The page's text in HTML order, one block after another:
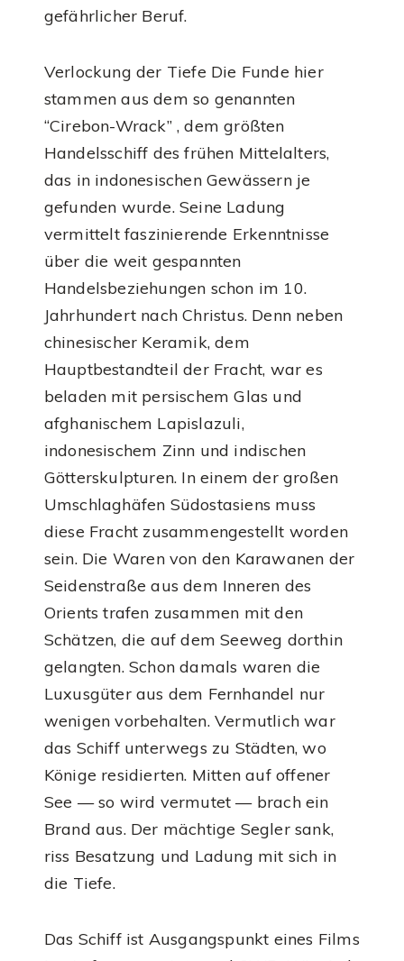
gefährlicher Beruf.
Verlockung der Tiefe Die Funde hier
stammen aus dem so genannten
“Cirebon-Wrack” , dem größten
Handelsschiff des frühen Mittelalters,
das in indonesischen Gewässern je
gefunden wurde. Seine Ladung
vermittelt faszinierende Erkenntnisse
über die weit gespannten
Handelsbeziehungen schon im 10.
Jahrhundert nach Christus. Denn neben
chinesischer Keramik, dem
Hauptbestandteil der Fracht, war es
beladen mit persischem Glas und
afghanischem Lapislazuli,
indonesischem Zinn und indischen
Götterskulpturen. In einem der großen
Umschlaghäfen Südostasiens muss
diese Fracht zusammengestellt worden
sein. Die Waren von den Karawanen der
Seidenstraße aus dem Inneren des
Orients trafen zusammen mit den
Schätzen, die auf dem Seeweg dorthin
gelangten. Schon damals waren die
Luxusgüter aus dem Fernhandel nur
wenigen vorbehalten. Vermutlich war
das Schiff unterwegs zu Städten, wo
Könige residierten. Mitten auf offener
See — so wird vermutet — brach ein
Brand aus. Der mächtige Segler sank,
riss Besatzung und Ladung mit sich in
die Tiefe.
Das Schiff ist Ausgangspunkt eines Films